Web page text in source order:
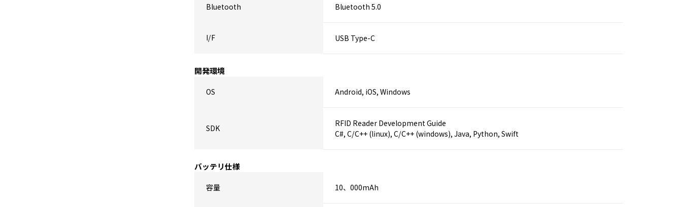
Bluetooth Bluetooth 5.0
I/F USB Type-C
開発環境
OS Android, iOS, Windows
SDK
RFID Reader Development Guide
C#, C/C++ (linux), C/C++ (windows), Java, Python, Swift
バッテリ仕様
容量 10、000mAh